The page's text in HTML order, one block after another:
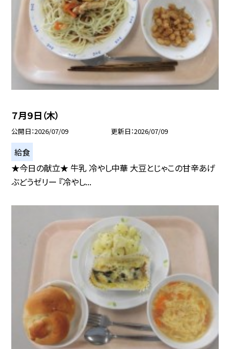
７月９日（木）
公開日 2026/07/09 更新日 2026/07/09
給食
★今日の献立★ 牛乳 冷やし中華 大豆とじゃこの甘辛あげ
ぶどうゼリー 『冷やし...